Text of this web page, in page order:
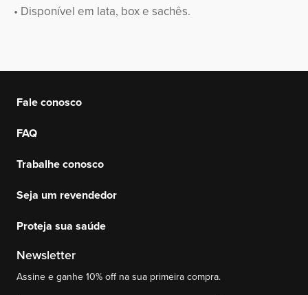
• Disponível em lata, box e sachês.
Fale conosco
FAQ
Trabalhe conosco
Seja um revendedor
Proteja sua saúde
Newsletter
Assine e ganhe 10% off na sua primeira compra.